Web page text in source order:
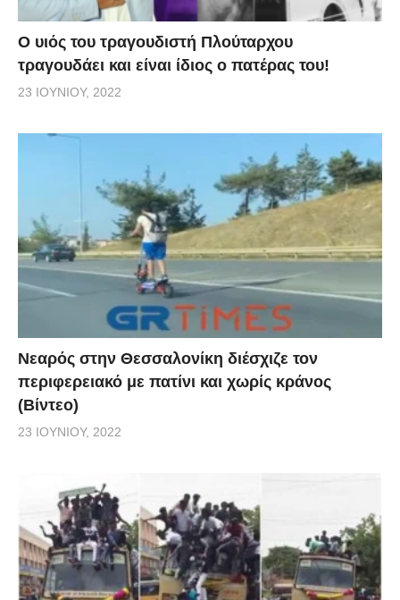
O υιός του τραγουδιστή Πλούταρχου
τραγουδάει και είναι ίδιος ο πατέρας του!
23 ΙΟΥΝΊΟΥ, 2022
Νεαρός στην Θεσσαλονίκη διέσχιζε τον
περιφερειακό με πατίνι και χωρίς κράνος
(Βίντεο)
23 ΙΟΥΝΊΟΥ, 2022